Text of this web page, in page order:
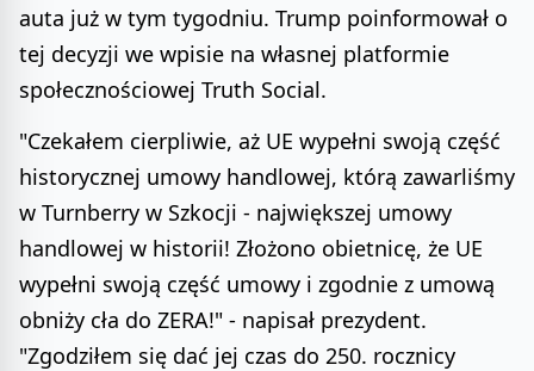
auta już w tym tygodniu. Trump poinformował o
tej decyzji we wpisie na własnej platformie
społecznościowej Truth Social.
"Czekałem cierpliwie, aż UE wypełni swoją część
historycznej umowy handlowej, którą zawarliśmy
w Turnberry w Szkocji - największej umowy
handlowej w historii! Złożono obietnicę, że UE
wypełni swoją część umowy i zgodnie z umową
obniży cła do ZERA!" - napisał prezydent.
"Zgodziłem się dać jej czas do 250. rocznicy